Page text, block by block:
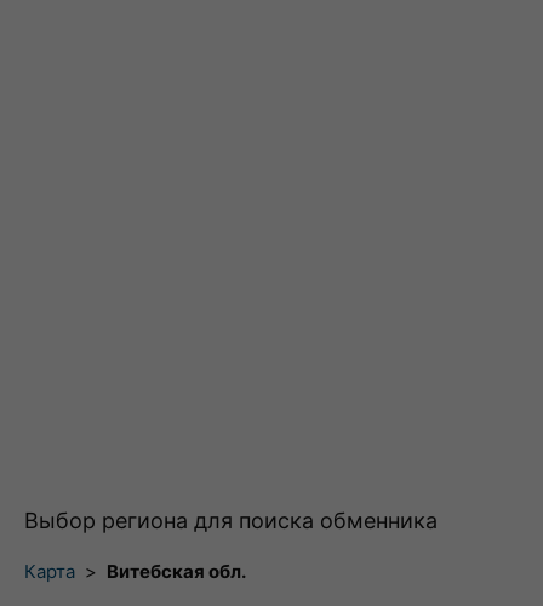
Выбор региона для поиска обменника
Карта > Витебская обл.